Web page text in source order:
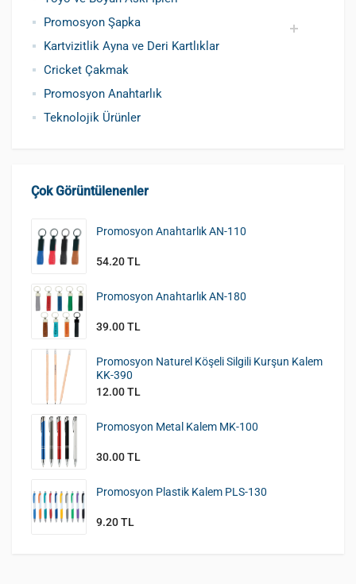
Promosyon Şapka
Pamuklu Şapka
Polyester Şapka
Baskılı Şapka Toptan
Kartvizitlik Ayna ve Deri Kartlıklar
Cricket Çakmak
Promosyon Anahtarlık
Teknolojik Ürünler
Çok Görüntülenenler
Promosyon Anahtarlık AN-110
54.20 TL
Promosyon Anahtarlık AN-180
39.00 TL
Promosyon Naturel Köşeli Silgili Kurşun Kalem
KK-390
12.00 TL
Promosyon Metal Kalem MK-100
30.00 TL
Promosyon Plastik Kalem PLS-130
9.20 TL